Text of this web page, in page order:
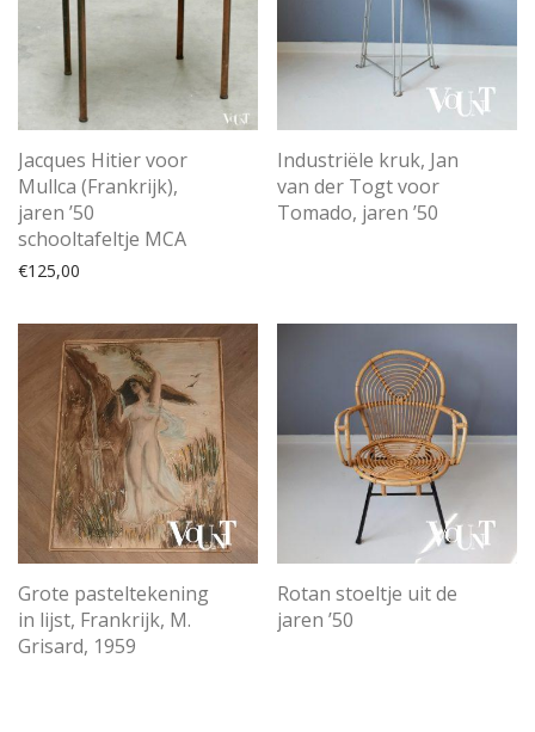
Jacques Hitier voor
Mullca (Frankrijk),
jaren ’50
schooltafeltje MCA
€125,00
Industriële kruk, Jan
van der Togt voor
Tomado, jaren ’50
Grote pasteltekening
in lijst, Frankrijk, M.
Grisard, 1959
Rotan stoeltje uit de
jaren ’50